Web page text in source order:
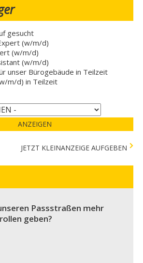
gesucht
(w/m/d)
(w/m/d)
(w/m/d)
unser Bürogebäude in Teilzeit
m/d) in Teilzeit
ANZEIGEN
JETZT KLEINANZEIGE AUFGEBEN
Passstraßen mehr
geben?